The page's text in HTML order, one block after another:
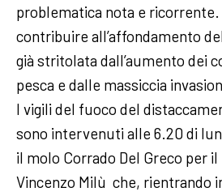
problematica nota e ricorrente.
contribuire all’affondamento
già stritolata dall’aumento dei
pesca e dalle massiccia
I vigili del fuoco del
sono intervenuti alle 6.20 di
il molo Corrado Del Greco per
Vincenzo Milù che, rientrando